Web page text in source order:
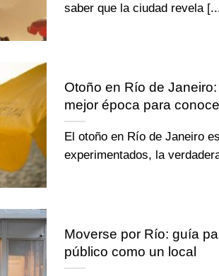
saber que la ciudad revela
Otoño en Río de
mejor época para
El otoño en Río de Janeiro
experimentados, la
Moverse por Río: guía
público como un local